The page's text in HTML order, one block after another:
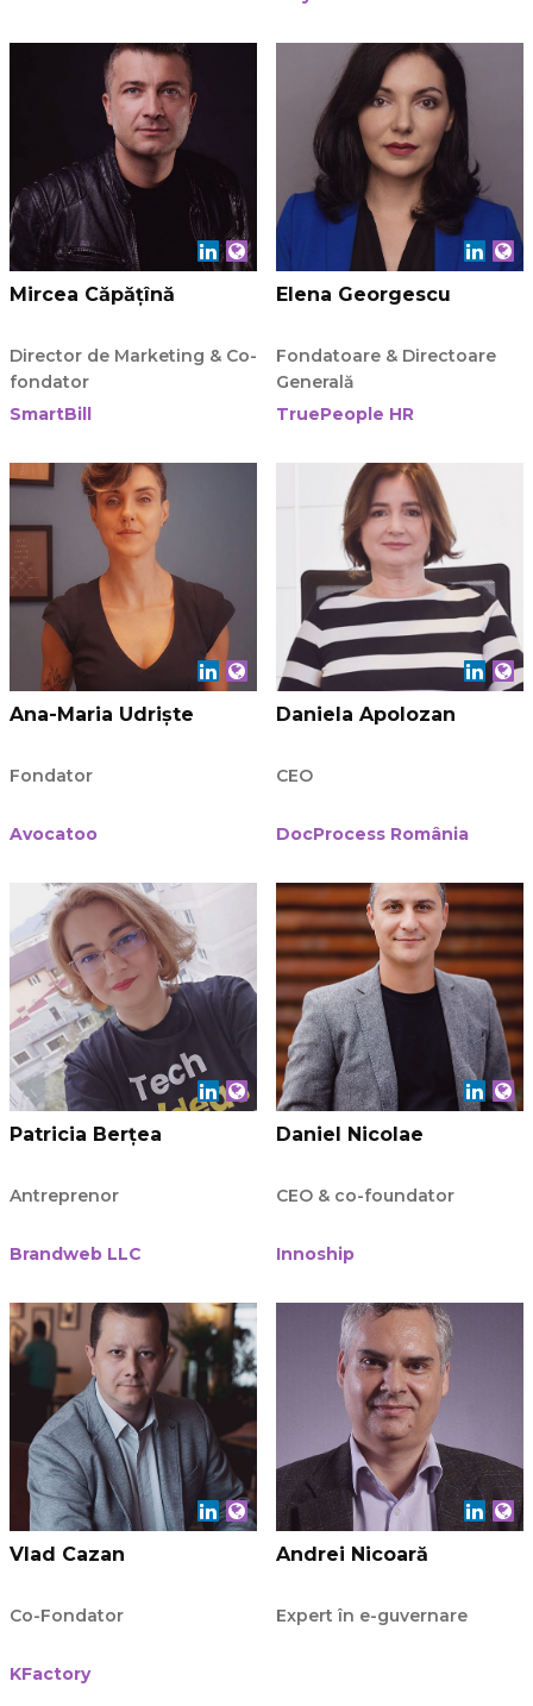
Mircea Căpățînă
Director de Marketing & Co-
fondator
SmartBill
Elena Georgescu
Fondatoare & Directoare
Generală
TruePeople HR
Ana-Maria Udriște
Fondator
Avocatoo
Daniela Apolozan
CEO
DocProcess România
Patricia Berțea
Antreprenor
Brandweb LLC
Daniel Nicolae
CEO & co-foundator
Innoship
Vlad Cazan
Co-Fondator
KFactory
Andrei Nicoară
Expert în e-guvernare